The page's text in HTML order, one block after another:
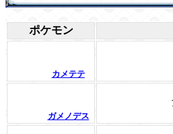
ポケモン
カメテテ
ガメノデス